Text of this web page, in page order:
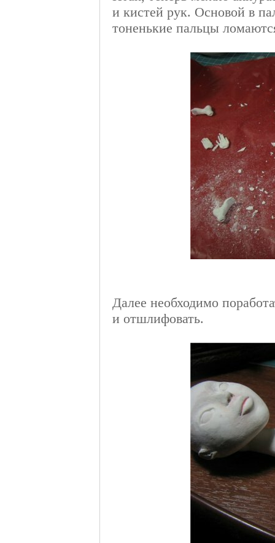
и кистей рук. Основой в
тоненькие пальцы
Далее необходимо
и отшлифовать.